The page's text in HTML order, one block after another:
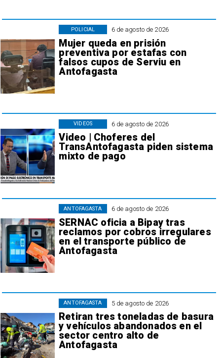
6 de agosto de 2026
Mujer queda en prisión
preventiva por estafas con
falsos cupos de Serviu en
Antofagasta
POLICIAL
6 de agosto de 2026
Video | Choferes del
TransAntofagasta piden sistema
mixto de pago
VIDEOS
6 de agosto de 2026
SERNAC oficia a Bipay tras
reclamos por cobros irregulares
en el transporte público de
Antofagasta
ANTOFAGASTA
5 de agosto de 2026
Retiran tres toneladas de basura
y vehículos abandonados en el
sector centro alto de
Antofagasta
ANTOFAGASTA